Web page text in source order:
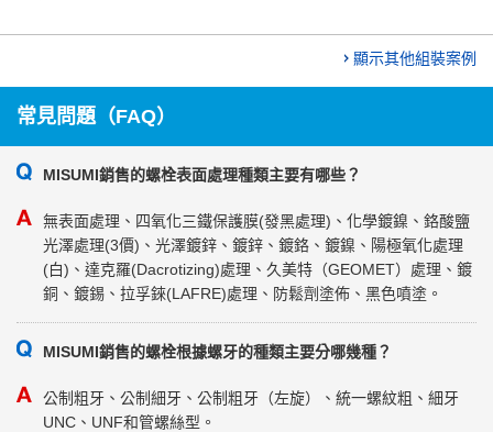
顯示其他組裝案例
常見問題（FAQ）
MISUMI銷售的螺栓表面處理種類主要有哪些？
無表面處理、四氧化三鐵保護膜(發黑處理)、化學鍍鎳、鉻酸鹽
光澤處理(3價)、光澤鍍鋅、鍍鋅、鍍鉻、鍍鎳、陽極氧化處理
(白)、達克羅(Dacrotizing)處理、久美特（GEOMET）處理、鍍
銅、鍍錫、拉孚錸(LAFRE)處理、防鬆劑塗佈、黑色噴塗。
MISUMI銷售的螺栓根據螺牙的種類主要分哪幾種？
公制粗牙、公制細牙、公制粗牙（左旋）、統一螺紋粗、細牙
UNC、UNF和管螺絲型。